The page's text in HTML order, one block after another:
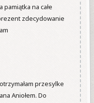
na całe
zdecydowanie
przesylke
Aniołem. Do